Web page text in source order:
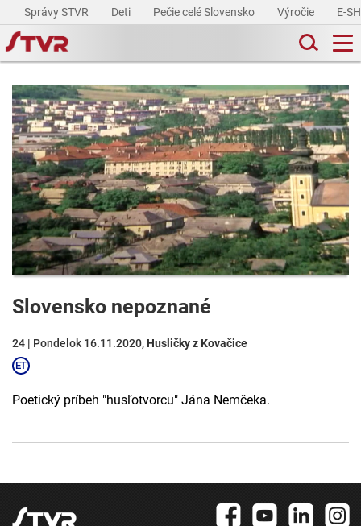
Správy STVR Deti Pečie celé Slovensko Výročie E-
Slovensko nepoznané
24 | Pondelok 16.11.2020, Husličky z Kovačice
Poetický príbeh "husľotvorcu" Jána Nemčeka.